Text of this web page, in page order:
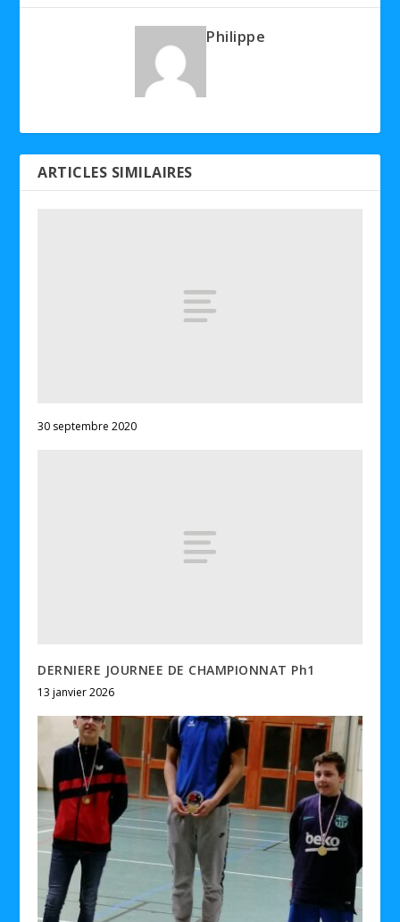
Philippe
ARTICLES SIMILAIRES
30 septembre 2020
DERNIERE JOURNEE DE CHAMPIONNAT Ph1
13 janvier 2026